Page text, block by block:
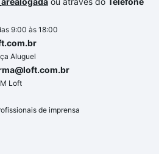
9:00 às 18:00
Aluguel
Loft
de imprensa